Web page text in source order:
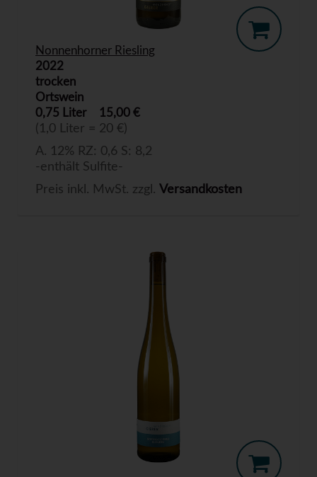
Nonnenhorner Riesling
2022
trocken
Ortswein
0,75 Liter
15,00 €
(1,0 Liter = 20 €)
A. 12% RZ: 0,6 S: 8,2
-enthält Sulfite-
Preis inkl. MwSt. zzgl. Versandkosten